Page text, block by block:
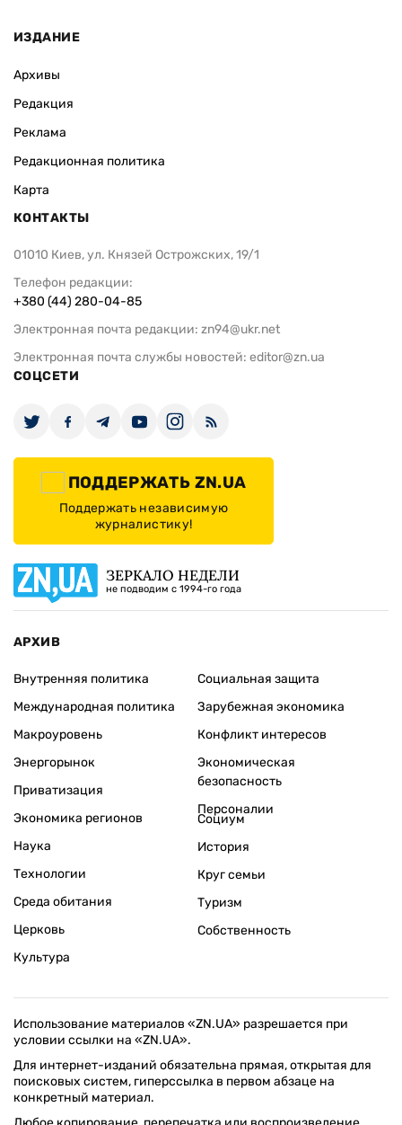
ИЗДАНИЕ
Архивы
Редакция
Реклама
Редакционная политика
Карта
КОНТАКТЫ
01010 Киев, ул. Князей Острожских, 19/1
Телефон редакции:
+380 (44) 280-04-85
Электронная почта редакции: zn94@ukr.net
Электронная почта службы новостей: editor@zn.ua
СОЦСЕТИ
ПОДДЕРЖАТЬ ZN.UA
Поддержать независимую
журналистику!
ЗЕРКАЛО НЕДЕЛИ
не подводим с 1994-го года
АРХИВ
Внутренняя политика
Международная политика
Макроуровень
Энергорынок
Приватизация
Экономика регионов
Социальная защита
Зарубежная экономика
Конфликт интересов
Экономическая
безопасность
Персоналии
Наука
Технологии
Среда обитания
Церковь
Культура
Социум
История
Круг семьи
Туризм
Собственность
Использование материалов «ZN.UA» разрешается при
условии ссылки на «ZN.UA».
Для интернет-изданий обязательна прямая, открытая для
поисковых систем, гиперссылка в первом абзаце на
конкретный материал.